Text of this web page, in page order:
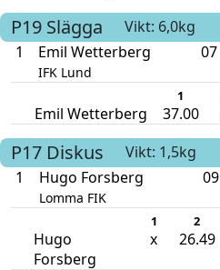
P19 Slägga Vikt: 6,0kg
1
Emil Wetterberg
IFK Lund
07
1
Emil Wetterberg 37.00
P17 Diskus Vikt: 1,5kg
1
Hugo Forsberg
Lomma FIK
09
1 2
Hugo
Forsberg
x 26.49